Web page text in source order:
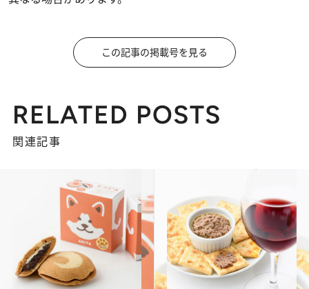
この記事の掲載号を見る
RELATED POSTS
関連記事